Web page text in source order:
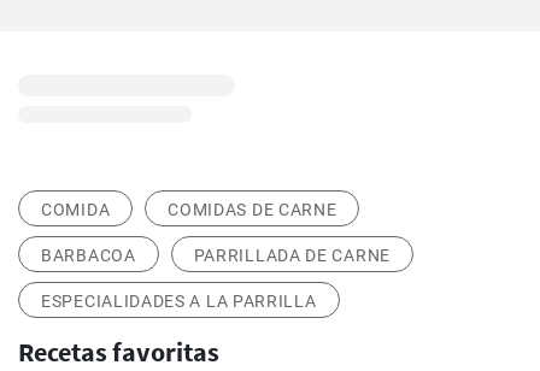
COMIDA COMIDAS DE CARNE
BARBACOA PARRILLADA DE CARNE
ESPECIALIDADES A LA PARRILLA
Recetas favoritas